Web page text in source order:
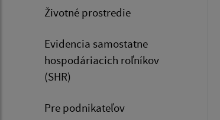
Životné prostredie
Evidencia samostatne
hospodáriacich roľníkov
(SHR)
Pre podnikateľov